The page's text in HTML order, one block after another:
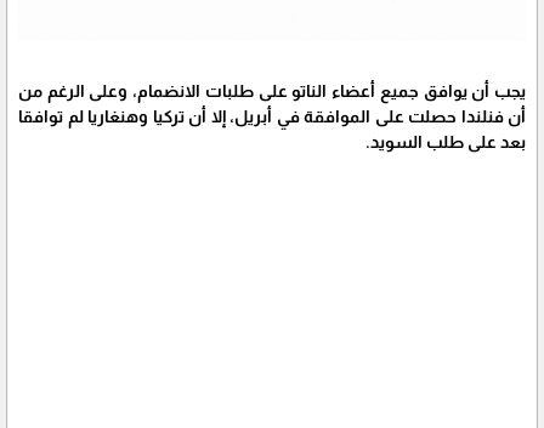
يجب أن يوافق جميع أعضاء الناتو على طلبات الانضمام، وعلى الرغم من
أن فنلندا حصلت على الموافقة في أبريل، إلا أن تركيا وهنغاريا لم توافقا
بعد على طلب السويد.